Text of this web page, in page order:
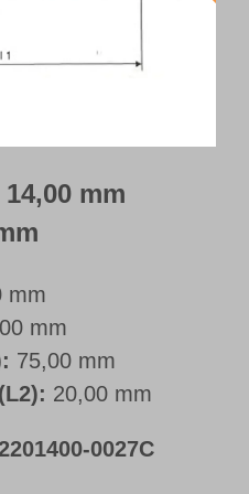
mm
mm
mm
75,00 mm
20,00 mm
0027C